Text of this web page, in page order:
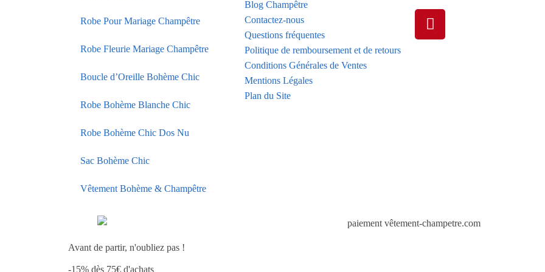
Robe Pour Mariage Champêtre
Robe Fleurie Mariage Champêtre
Boucle d’Oreille Bohème Chic
Robe Bohème Blanche Chic
Robe Bohème Chic Dos Nu
Sac Bohème Chic
Vêtement Bohème & Champêtre
Blog Champêtre
Contactez-nous
Questions fréquentes
Politique de remboursement et de retours
Conditions Générales de Ventes
Mentions Légales
Plan du Site
Avant de partir, n'oubliez pas !
-15% dès 75€ d'achats